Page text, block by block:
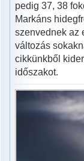
pedig 37, 38
Markáns
szenvednek az
változás
cikkünkből
időszakot.